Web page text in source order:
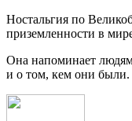
Ностальгия по
приземленности в
Она напоминает
и о том, кем они были.